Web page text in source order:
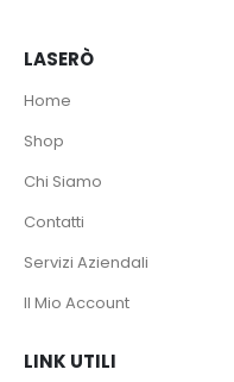
LASERÒ
Home
Shop
Chi Siamo
Contatti
Servizi Aziendali
Il Mio Account
LINK UTILI